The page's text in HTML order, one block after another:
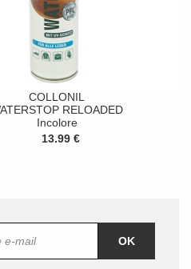
COLLONIL
RELOADED
Incolore
13.99 €
OK